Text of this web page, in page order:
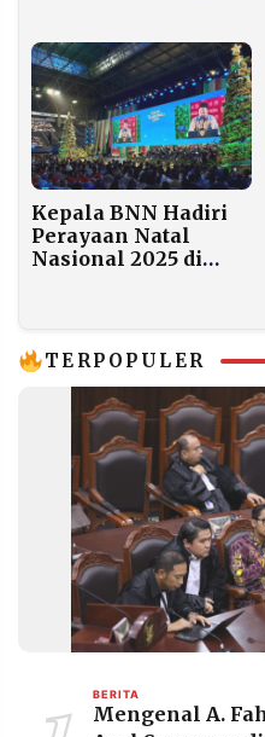
Kepala BNN Hadiri
Perayaan Natal
Nasional 2025 di
TERPOPULER
BERITA
Mengenal A.